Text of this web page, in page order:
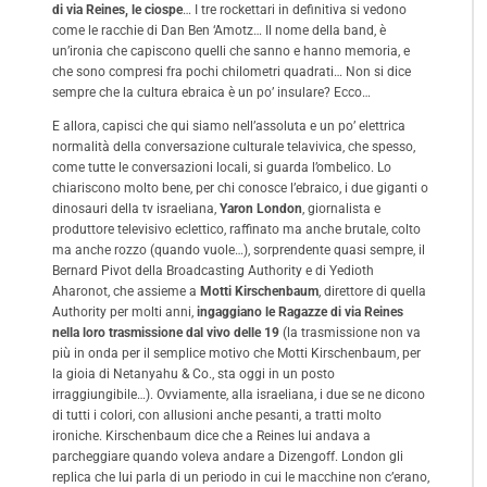
di via Reines, le ciospe… I tre rockettari in definitiva si vedono
come le racchie di Dan Ben ‘Amotz… Il nome della band, è
un’ironia che capiscono quelli che sanno e hanno memoria, e
che sono compresi fra pochi chilometri quadrati… Non si dice
sempre che la cultura ebraica è un po’ insulare? Ecco…
E allora, capisci che qui siamo nell’assoluta e un po’ elettrica
normalità della conversazione culturale telavivica, che spesso,
come tutte le conversazioni locali, si guarda l’ombelico. Lo
chiariscono molto bene, per chi conosce l’ebraico, i due giganti o
dinosauri della tv israeliana, Yaron London, giornalista e
produttore televisivo eclettico, raffinato ma anche brutale, colto
ma anche rozzo (quando vuole…), sorprendente quasi sempre, il
Bernard Pivot della Broadcasting Authority e di Yedioth
Aharonot, che assieme a Motti Kirschenbaum, direttore di quella
Authority per molti anni, ingaggiano le Ragazze di via Reines
nella loro trasmissione dal vivo delle 19 (la trasmissione non va
più in onda per il semplice motivo che Motti Kirschenbaum, per
la gioia di Netanyahu & Co., sta oggi in un posto
irraggiungibile…). Ovviamente, alla israeliana, i due se ne dicono
di tutti i colori, con allusioni anche pesanti, a tratti molto
ironiche. Kirschenbaum dice che a Reines lui andava a
parcheggiare quando voleva andare a Dizengoff. London gli
replica che lui parla di un periodo in cui le macchine non c’erano,